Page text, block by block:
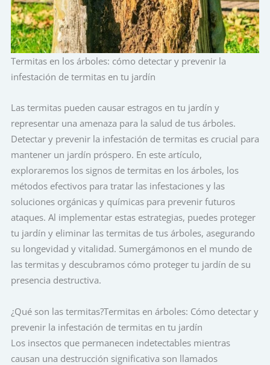
Termitas en los árboles: cómo detectar y prevenir la
infestación de termitas en tu jardín
Las termitas pueden causar estragos en tu jardín y
representar una amenaza para la salud de tus árboles.
Detectar y prevenir la infestación de termitas es crucial para
mantener un jardín próspero. En este artículo,
exploraremos los signos de termitas en los árboles, los
métodos efectivos para tratar las infestaciones y las
soluciones orgánicas y químicas para prevenir futuros
ataques. Al implementar estas estrategias, puedes proteger
tu jardín y eliminar las termitas de tus árboles, asegurando
su longevidad y vitalidad. Sumergámonos en el mundo de
las termitas y descubramos cómo proteger tu jardín de su
presencia destructiva.
¿Qué son las termitas?Termitas en árboles: Cómo detectar y
prevenir la infestación de termitas en tu jardín
Los insectos que permanecen indetectables mientras
causan una destrucción significativa son llamados